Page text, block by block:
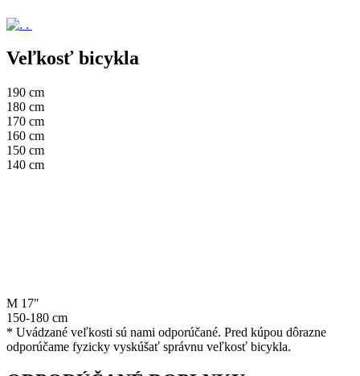
.
Veľkosť bicykla
190 cm
180 cm
170 cm
160 cm
150 cm
140 cm
M 17"
150-180 cm
* Uvádzané veľkosti sú nami odporúčané. Pred kúpou dôrazne
odporúčame fyzicky vyskúšať správnu veľkosť bicykla.